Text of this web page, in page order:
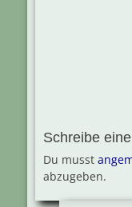
Schreibe
Du musst
abzugeben.